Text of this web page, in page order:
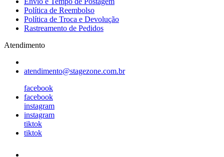
Política de Reembolso
Política de Troca e Devolução
Rastreamento de Pedidos
Atendimento
atendimento@stagezone.com.br
facebook
facebook
instagram
instagram
tiktok
tiktok